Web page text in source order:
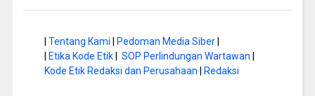
Tentang Kami Pedoman Media Siber|
Etika Kode Etik| SOP Perlindungan Wartawan
Kode Etik Redaksi dan Perusahaan
Redaksi